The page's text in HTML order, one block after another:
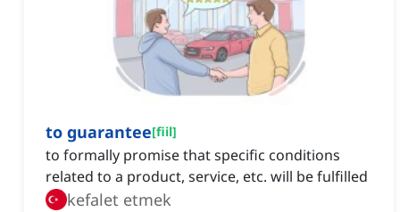
to guarantee[fiil]
to formally promise that specific conditions
related to a product, service, etc. will be fulfilled
kefalet etmek